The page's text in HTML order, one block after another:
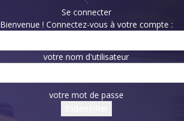
Se connecter
Bienvenue ! Connectez-vous à votre compte :
votre nom d'utilisateur
votre mot de passe